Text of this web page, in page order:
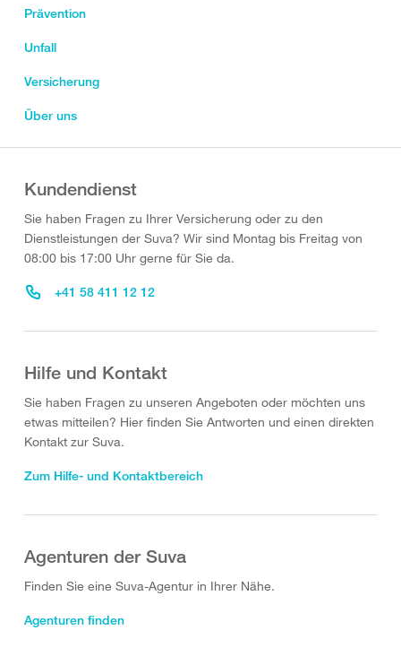
Prävention
Unfall
Versicherung
Über uns
Kundendienst
Sie haben Fragen zu Ihrer Versicherung oder zu den
Dienstleistungen der Suva? Wir sind Montag bis Freitag von
08:00 bis 17:00 Uhr gerne für Sie da.
+41 58 411 12 12
Hilfe und Kontakt
Sie haben Fragen zu unseren Angeboten oder möchten uns
etwas mitteilen? Hier finden Sie Antworten und einen direkten
Kontakt zur Suva.
Zum Hilfe- und Kontaktbereich
Agenturen der Suva
Finden Sie eine Suva-Agentur in Ihrer Nähe.
Agenturen finden